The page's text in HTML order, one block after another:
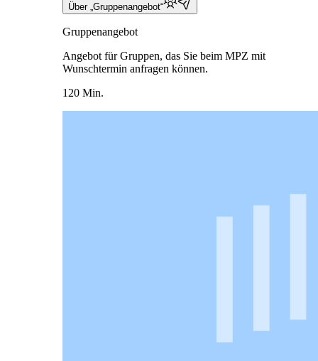
Über „Gruppenangebot“
Gruppenangebot
Angebot für Gruppen, das Sie beim MPZ mit
Wunschtermin anfragen können.
120 Min.